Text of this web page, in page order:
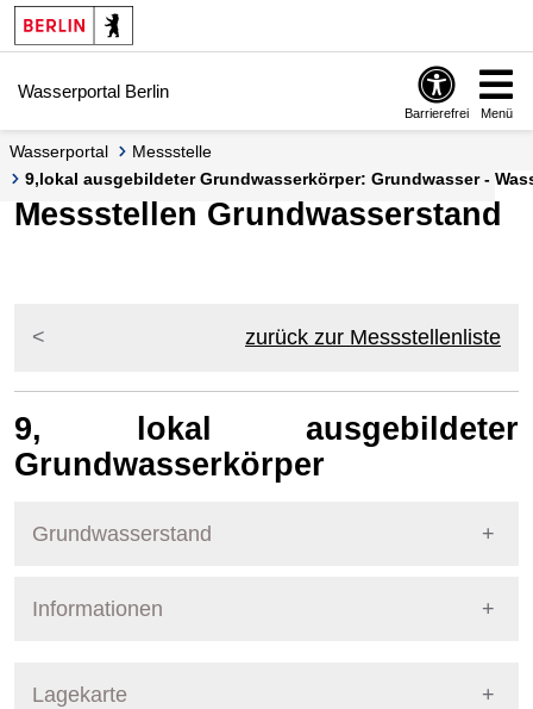
Springe zur Navigation
Springe zum Inhalt
Wasserportal Berlin
Barrierefrei Menü
Wasserportal
Messstelle
9,lokal ausgebildeter Grundwasserkörper: Grundwasser -
Messstellen Grundwasserstand
zurück zur Messstellenliste
9, lokal ausgebildeter
Grundwasserkörper
Grundwasserstand
Informationen
Nummer
Lagekarte